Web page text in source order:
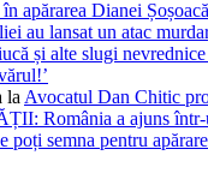
în apărarea Dianei
au lansat un atac
și alte slugi nevrednice
la Avocatul Dan Chitic
România a ajuns într-
poți semna pentru